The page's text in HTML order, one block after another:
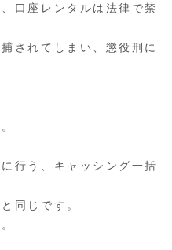
口座レンタルは法律で禁
されてしまい、懲役刑に
行う、キャッシング一括
同じです。